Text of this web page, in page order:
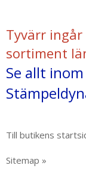
Tyvärr
sortiment
Se allt
Till butikens
Sitemap »